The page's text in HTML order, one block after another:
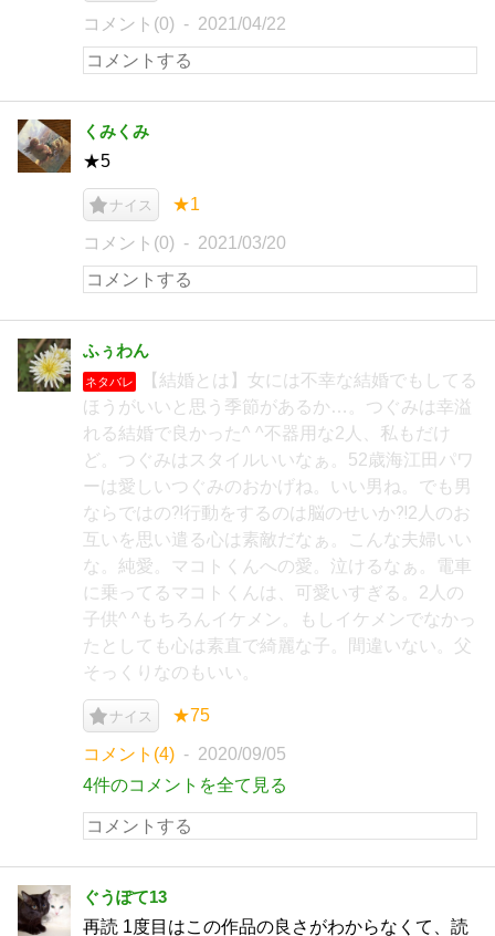
コメント(0) 2021/04/22
くみくみ
★5
ナイス ★1
コメント(0) 2021/03/20
ふぅわん
ネタバレ
【結婚とは】女には不幸な結婚でもしてる
ほうがいいと思う季節があるか…。つぐみは幸溢
れる結婚で良かった^ ^不器用な2人、私もだけ
ど。つぐみはスタイルいいなぁ。52歳海江田パワ
ーは愛しいつぐみのおかげね。いい男ね。でも男
ならではの⁈行動をするのは脳のせいか⁈2人のお
互いを思い遣る心は素敵だなぁ。こんな夫婦いい
な。純愛。マコトくんへの愛。泣けるなぁ。電車
に乗ってるマコトくんは、可愛いすぎる。2人の
子供^ ^もちろんイケメン。もしイケメンでなかっ
たとしても心は素直で綺麗な子。間違いない。父
そっくりなのもいい。
ナイス ★75
コメント(4)
2020/09/05
4件のコメントを全て見る
ぐうぽて13
再読 1度目はこの作品の良さがわからなくて、読